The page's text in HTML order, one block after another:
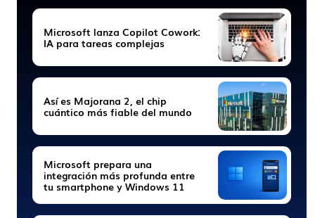
Microsoft lanza Copilot Cowork:
IA para tareas complejas
Así es Majorana 2, el chip
cuántico más fiable del mundo
Microsoft prepara una
integración más profunda entre
tu smartphone y Windows 11